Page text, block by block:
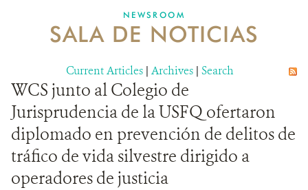
MECANISMO DE ATENCIÓN DE QUEJAS Y RECLAMOS
DONA
NEWSROOM
SALA DE NOTICIAS
Current Articles | Archives | Search
WCS junto al Colegio de
Jurisprudencia de la USFQ ofertaron
diplomado en prevención de delitos de
tráfico de vida silvestre dirigido a
operadores de justicia